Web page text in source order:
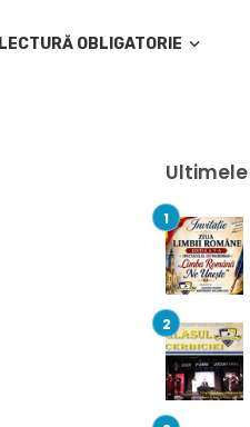
LECTURĂ OBLIGATORIE